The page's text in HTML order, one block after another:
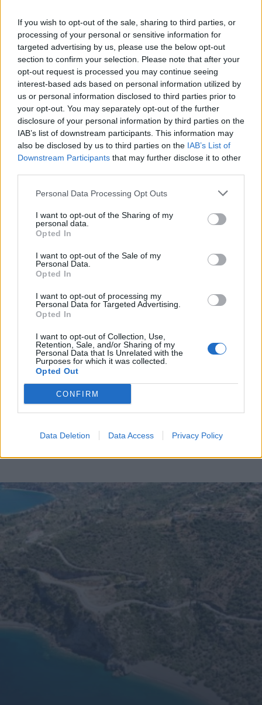
If you wish to opt-out of the sale, sharing to third parties, or
processing of your personal or sensitive information for
targeted advertising by us, please use the below opt-out
section to confirm your selection. Please note that after your
opt-out request is processed you may continue seeing
interest-based ads based on personal information utilized by
us or personal information disclosed to third parties prior to
your opt-out. You may separately opt-out of the further
disclosure of your personal information by third parties on the
IAB’s list of downstream participants. This information may
also be disclosed by us to third parties on the IAB’s List of
Downstream Participants that may further disclose it to other
Personal Data Processing Opt Outs
I want to opt-out of the Sharing of my
personal data.
Opted In
I want to opt-out of the Sale of my
Personal Data.
Opted In
I want to opt-out of processing my
Personal Data for Targeted Advertising.
Opted In
I want to opt-out of Collection, Use,
Retention, Sale, and/or Sharing of my
Personal Data that Is Unrelated with the
Purposes for which it was collected.
Opted Out
CONFIRM
Data Deletion Data Access Privacy Policy
Αμερικανική κυβέρνηση διαπραγματευόταν με έως
και 75 χώρες.
Διαβάστε αναλυτικά τους τρεις λόγους που
οδήγησαν τον Τράμπ στο «πάγωμα» των
δασμών
Διάβασε σχετικά
Πλήγμα για τη φέτα οι δασμοί Τραμπ-
Έλληνες μετανάστες στη "σκούπα" Τραμπ - Ο
Παντελής, η Ιωάννα και η αγωνία για το
μέλλον στις ΗΠΑ
Αυτά είναι τα 20 καλύτερα αεροδρόμια για το
Διάβασε περισσότερα
Κόσμος Επιχειρήσεις Ελλάδα
Οικονομία